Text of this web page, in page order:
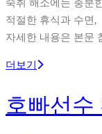
적절한 휴식과 수면,
자세한 내용은 본문
더보기
호빠선수